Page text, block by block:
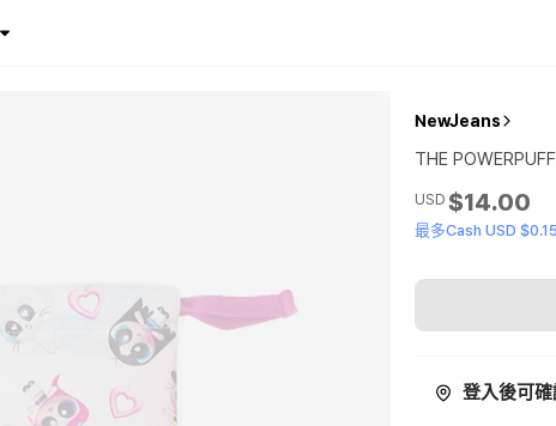
NewJeans
THE
USD $14.00
最多Cash USD
登入後可